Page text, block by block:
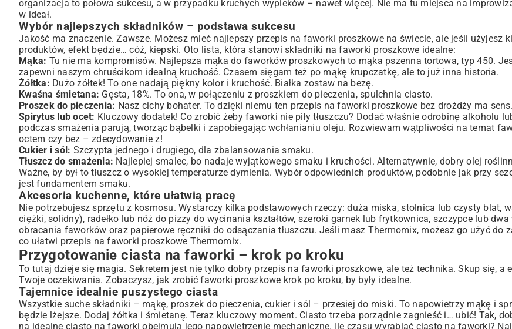
Odsączanie tłuszczu i studzenie
Dekorowanie i podawanie faworków – słodkie wykończenie
Sposoby na puszysty cukier puder
Pomysły na urozmaicenie smaku
Najczęściej popełniane błędy przy robieniu faworków i jak ich unikać
Wariacje na temat faworków – od klasyki po nowoczesność
Faworki pieczone – lżejsza alternatywa
Eksperymentowanie ze smakami – cytryna, wanilia i inne
Przechowywanie faworków – zachowaj świeżość na dłużej
Podsumowanie: Twoje domowe faworki – powód do dumy
organizacja to połowa sukcesu, a w przypadku kruchych wypieków – nawet więcej. Nie ma tu miejsca na
w ideał.
Wybór najlepszych składników – podstawa sukcesu
Jakość ma znaczenie. Zawsze. Możesz mieć najlepszy przepis na faworki proszkowe na świecie, ale jeśli użyjesz
produktów, efekt będzie… cóż, kiepski. Oto lista, która stanowi składniki na faworki proszkowe idealne:
Mąka: Tu nie ma kompromisów. Najlepsza mąka do faworków proszkowych to mąka pszenna tortowa, typ 450.
zapewni naszym chruścikom idealną kruchość. Czasem sięgam też po mąkę krupczatkę, ale to już inna historia.
Żółtka: Dużo żółtek! To one nadają piękny kolor i kruchość. Białka zostaw na bezę.
Kwaśna śmietana: Gęsta, 18%. To ona, w połączeniu z proszkiem do pieczenia, spulchnia ciasto.
Proszek do pieczenia: Nasz cichy bohater. To dzięki niemu ten przepis na faworki proszkowe bez drożdży ma sens.
Spirytus lub ocet: Kluczowy dodatek! Co zrobić żeby faworki nie piły tłuszczu? Dodać właśnie odrobinę alkoholu
podczas smażenia parują, tworząc bąbelki i zapobiegając wchłanianiu oleju. Rozwiewam wątpliwości na temat
octem czy bez – zdecydowanie z!
Cukier i sól: Szczypta jednego i drugiego, dla zbalansowania smaku.
Tłuszcz do smażenia: Najlepiej smalec, bo nadaje wyjątkowego smaku i kruchości. Alternatywnie, dobry olej
Ważne, by był to tłuszcz o wysokiej temperaturze dymienia. Wybór odpowiednich produktów, podobnie jak przy
jest fundamentem smaku.
Akcesoria kuchenne, które ułatwią pracę
Nie potrzebujesz sprzętu z kosmosu. Wystarczy kilka podstawowych rzeczy: duża miska, stolnica lub czysty blat,
ciężki, solidny), radełko lub nóż do pizzy do wycinania kształtów, szeroki garnek lub frytkownica, szczypce lub dwa
obracania faworków oraz papierowe ręczniki do odsączania tłuszczu. Jeśli masz Thermomix, możesz go użyć do
co ułatwi przepis na faworki proszkowe Thermomix.
Przygotowanie ciasta na faworki – krok po kroku
To tutaj dzieje się magia. Sekretem jest nie tylko dobry przepis na faworki proszkowe, ale też technika. Skup się, a
Twoje oczekiwania. Zobaczysz, jak zrobić faworki proszkowe krok po kroku, by były idealne.
Tajemnice idealnie puszystego ciasta
Wszystkie suche składniki – mąkę, proszek do pieczenia, cukier i sól – przesiej do miski. To napowietrzy mąkę i
będzie lżejsze. Dodaj żółtka i śmietanę. Teraz kluczowy moment. Ciasto trzeba porządnie zagnieść i… ubić! Tak,
na idealne ciasto na faworki obejmują jego napowietrzenie mechaniczne. Ile czasu wyrabiać ciasto na faworki?